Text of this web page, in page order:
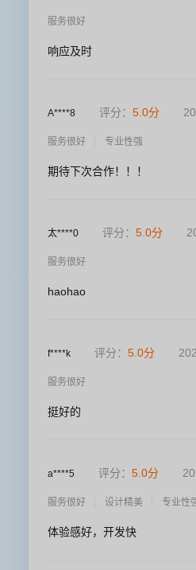
服务很好
响应及时
A****8 评分： 5.0分
服务很好 专业性强
期待下次合作！！！
太****0 评分： 5.0分
服务很好
haohao
f****k 评分： 5.0分
服务很好
挺好的
a****5 评分： 5.0分
服务很好 设计精美 专业性
体验感好，开发快